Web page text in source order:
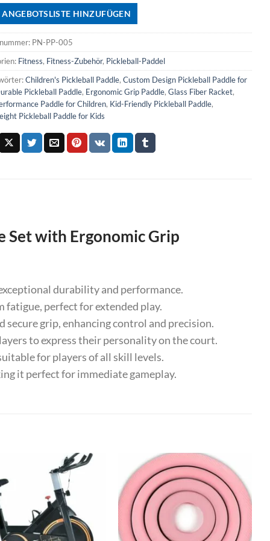
ANGEBOTSLISTE HINZUFÜGEN
PN-PP-005
Fitness, Fitness-Zubehör, Pickleball-Paddel
Children's Pickleball Paddle, Custom Design Pickleball Paddle for
Pickleball Paddle, Ergonomic Grip Paddle, Glass Fiber Racket,
Paddle for Children, Kid-Friendly Pickleball Paddle,
Pickleball Paddle for Kids
Set with Ergonomic Grip
durability and performance.
fatigue, perfect for extended play.
grip, enhancing control and precision.
to express their personality on the court.
for players of all skill levels.
it perfect for immediate gameplay.